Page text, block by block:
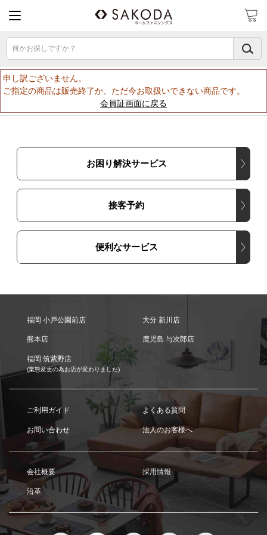
何かお探しですか？
申し訳ございません。
ご指定の商品は販売終了か、ただ今お取扱いできない商品です。
会員証画面に戻る
お困り解決サービス
接客予約
便利なサービス
福岡 小戸公園前店 大分 新川店
熊本店 鹿児島 与次郎店
福岡 筑紫野店
(業態変更の為お店が変わりました)
ご利用ガイド よくある質問
お問い合わせ 法人のお客様へ
会社概要 採用情報
沿革